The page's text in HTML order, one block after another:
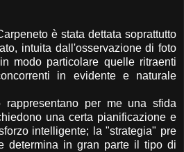
è stata dettata soprattutto
intuita dall'osservazione di foto
modo particolare quelle ritraenti
in evidente e naturale
per me una sfida
una certa pianificazione e
intelligente; la "strategia" pre
determina in gran parte il tipo di